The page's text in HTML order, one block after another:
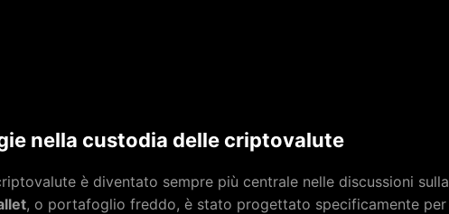
nella custodia delle criptovalute
è diventato sempre più centrale nelle discussioni sulla
, o portafoglio freddo, è stato progettato specificamente per